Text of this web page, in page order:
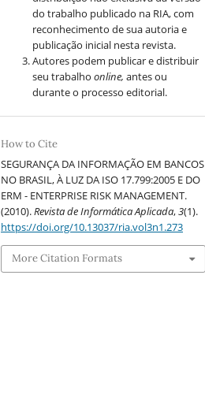
do trabalho publicado na RIA, com
reconhecimento de sua autoria e
publicação inicial nesta revista.
Autores podem publicar e distribuir
seu trabalhoonline,antes ou
durante o processo editorial.
How to Cite
SEGURANÇA DA INFORMAÇÃO EM BANCOS
NO BRASIL, À LUZ DA ISO 17.799:2005 E DO
ERM - ENTERPRISE RISK MANAGEMENT.
(2010).Revista de Informática Aplicada,3(1).
https://doi.org/10.13037/ria.vol3n1.273
More Citation Formats